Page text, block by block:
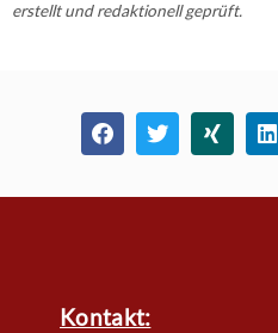
erstellt und redaktionell geprüft.
Kontakt: